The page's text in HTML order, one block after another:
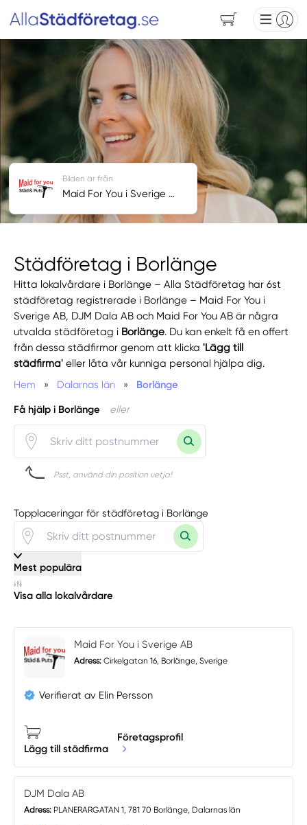
Städföretag i Borlänge
Hitta lokalvårdare i Borlänge – Alla Städföretag har 6st
städföretag registrerade i Borlänge – Maid For You i
Sverige AB, DJM Dala AB och Maid For You AB är några
utvalda städföretag i Borlänge. Du kan enkelt få en offert
från dessa städfirmor genom att klicka'Lägg till
städfirma' eller låta vår kunniga personal hjälpa dig.
Hem
» Dalarnas län » Borlänge
Få hjälp i Borlänge eller
Psst, använd din position vetja!
Bilden är från
Maid For You i Sverige AB
Topplaceringar för städföretag i Borlänge
Mest populära
Visa alla lokalvårdare
Maid For You i Sverige AB
Adress: Cirkelgatan 16, Borlänge, Sverige
Verifierat av Elin Persson
Lägg till städfirma
Företagsprofil
DJM Dala AB
Adress:PLANERARGATAN 1, 781 70 Borlänge, Dalarnas län